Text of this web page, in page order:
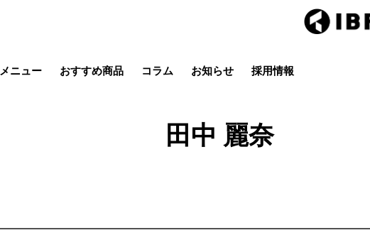
茂原店
ニュー おすすめ商品 コラム お知らせ 採用情報
田中 麗奈